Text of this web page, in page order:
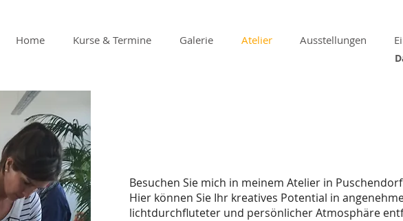
Home Kurse & Termine Galerie Atelier Ausstellungen
Besuchen Sie mich in meinem Atelier in
Hier können Sie Ihr kreatives Potential in
lichtdurchfluteter und persönlicher Atmosphäre